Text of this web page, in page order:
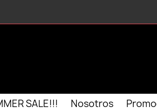
SALE!!! Nosotros